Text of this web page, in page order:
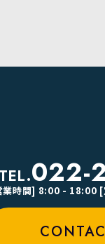
022-
時間] 8:00 - 18:00 [